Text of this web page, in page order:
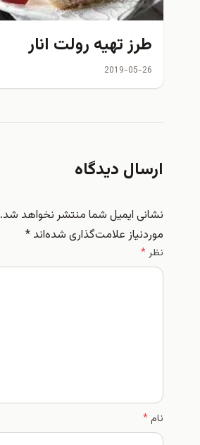
طرز تهیه رولت انار
2019-05-26
ارسال دیدگاه
نشانی ایمیل شما منتشر نخواهد شد.
موردنیاز علامت‌گذاری شده‌اند*
نظر*
نام*